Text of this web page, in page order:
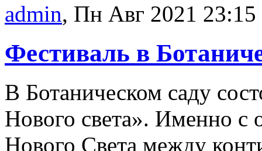
admin, Пн Авг 2021 23:15
Фестиваль в
В Ботаническом саду
Нового света». Именно с
Нового Света между